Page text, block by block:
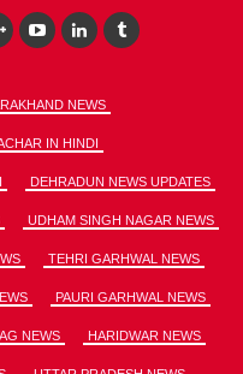
NEWS
IN HINDI
DEHRADUN NEWS UPDATES
UDHAM SINGH NAGAR NEWS
TEHRI GARHWAL NEWS
PAURI GARHWAL NEWS
NEWS HARIDWAR NEWS